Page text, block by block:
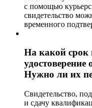
с помощью
свидетельство
временного
На какой срок
удостоверение
Нужно ли их
Свидетельство,
и сдачу